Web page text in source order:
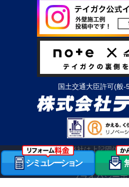
国土交通大臣許可(般-
当社は上記団体の
会社情報 OBのお客様へ 職人
プライバシー
シミュレーション